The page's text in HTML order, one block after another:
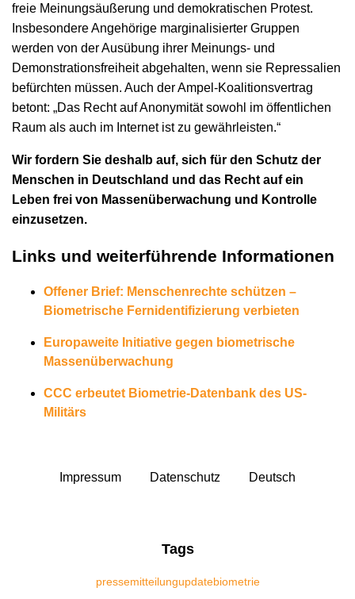
freie Meinungsäußerung und demokratischen Protest.
Insbesondere Angehörige marginalisierter Gruppen
werden von der Ausübung ihrer Meinungs- und
Demonstrationsfreiheit abgehalten, wenn sie Repressalien
befürchten müssen. Auch der Ampel-Koalitionsvertrag
betont: „Das Recht auf Anonymität sowohl im öffentlichen
Raum als auch im Internet ist zu gewährleisten.“
Wir fordern Sie deshalb auf, sich für den Schutz der
Menschen in Deutschland und das Recht auf ein
Leben frei von Massenüberwachung und Kontrolle
einzusetzen.
Links und weiterführende Informationen
Offener Brief: Menschenrechte schützen –
Biometrische Fernidentifizierung verbieten
Europaweite Initiative gegen biometrische
Massenüberwachung
CCC erbeutet Biometrie-Datenbank des US-
Militärs
Impressum Datenschutz Deutsch
Tags
pressemitteilungupdatebiometrie